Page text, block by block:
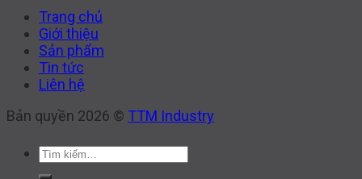
Trang chủ
Giới thiệu
Sản phẩm
Tin tức
Liên hệ
Bản quyền 2026 © TTM Industry
Tìm